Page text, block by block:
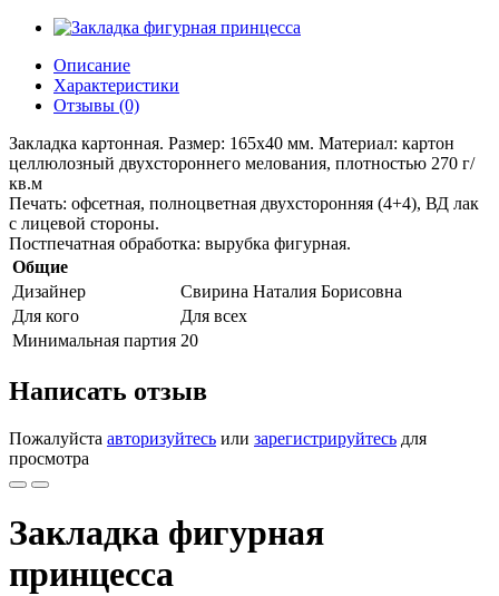
Описание
Характеристики
Отзывы (0)
Закладка картонная. Размер: 165х40 мм. Материал: картон
целлюлозный двухстороннего мелования, плотностью 270 г/
кв.м
Печать: офсетная, полноцветная двухсторонняя (4+4), ВД лак
с лицевой стороны.
Постпечатная обработка: вырубка фигурная.
Общие
Дизайнер
Свирина Наталия Борисовна
Для кого
Для всех
Минимальная партия 20
Написать отзыв
Пожалуйста авторизуйтесь или зарегистрируйтесь для
просмотра
Закладка фигурная
принцесса